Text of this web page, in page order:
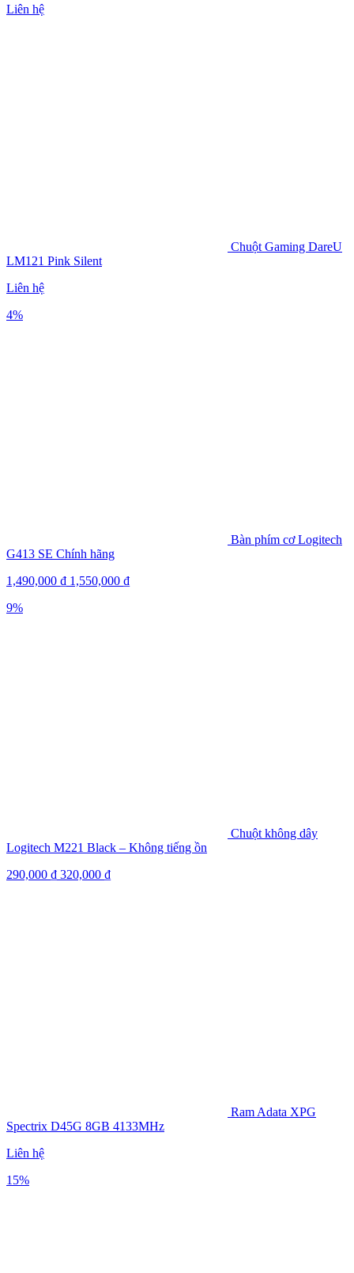
Liên hệ
Chuột Gaming DareU
LM121 Pink Silent
Liên hệ
4%
Bàn phím cơ Logitech
G413 SE Chính hãng
1,490,000 ₫ 1,550,000 ₫
9%
Chuột không dây
Logitech M221 Black – Không tiếng ồn
290,000 ₫ 320,000 ₫
Ram Adata XPG
Spectrix D45G 8GB 4133MHz
Liên hệ
15%